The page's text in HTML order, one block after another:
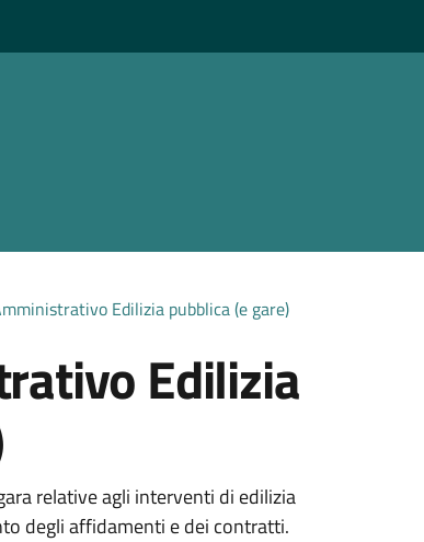
Edilizia pubblica (e gare)
Edilizia
relative agli interventi di edilizia
degli affidamenti e dei contratti.